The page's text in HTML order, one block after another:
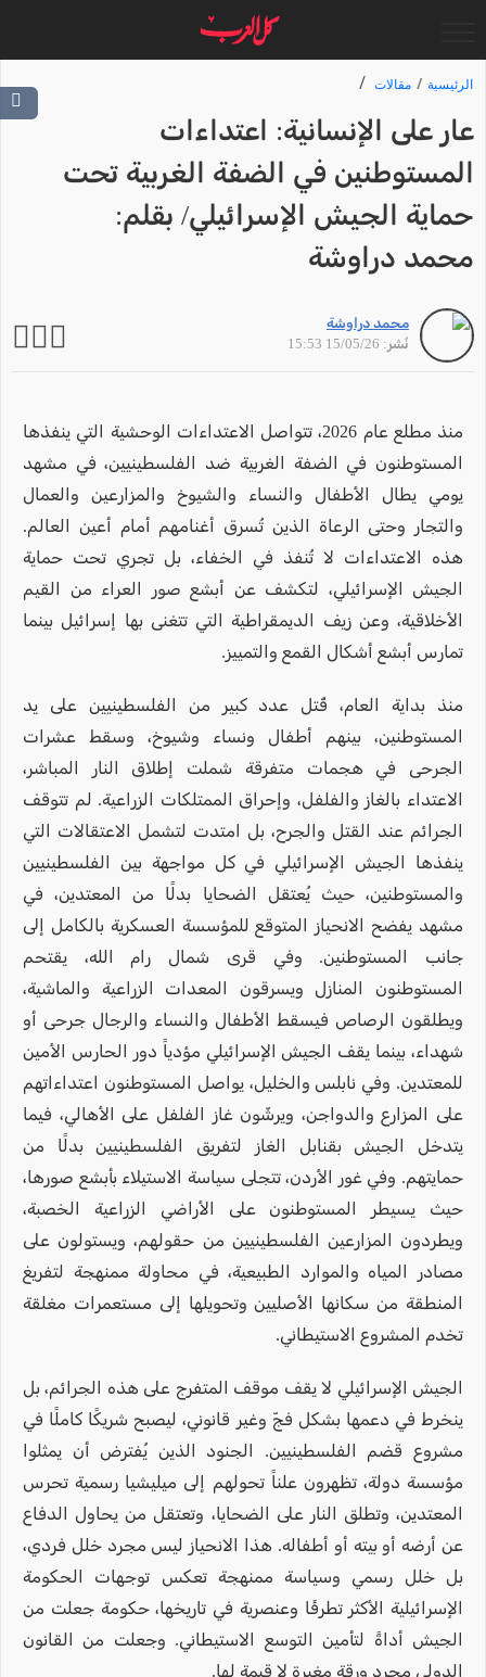
الرئيسية مقالات
عار على الإنسانية: اعتداءات
المستوطنين في الضفة الغربية تحت
حماية الجيش الإسرائيلي/ بقلم:
محمد دراوشة
محمد دراوشة
نُشر: 15/05/26 15:53
منذ مطلع عام 2026، تتواصل الاعتداءات الوحشية التي ينفذها
المستوطنون في الضفة الغربية ضد الفلسطينيين، في مشهد
يومي يطال الأطفال والنساء والشيوخ والمزارعين والعمال
والتجار وحتى الرعاة الذين تُسرق أغنامهم أمام أعين العالم.
هذه الاعتداءات لا تُنفذ في الخفاء، بل تجري تحت حماية
الجيش الإسرائيلي، لتكشف عن أبشع صور العراء من القيم
الأخلاقية، وعن زيف الديمقراطية التي تتغنى بها إسرائيل بينما
تمارس أبشع أشكال القمع والتمييز.
منذ بداية العام، قُتل عدد كبير من الفلسطينيين على يد
المستوطنين، بينهم أطفال ونساء وشيوخ، وسقط عشرات
الجرحى في هجمات متفرقة شملت إطلاق النار المباشر،
الاعتداء بالغاز والفلفل، وإحراق الممتلكات الزراعية. لم تتوقف
الجرائم عند القتل والجرح، بل امتدت لتشمل الاعتقالات التي
ينفذها الجيش الإسرائيلي في كل مواجهة بين الفلسطينيين
والمستوطنين، حيث يُعتقل الضحايا بدلًا من المعتدين، في
مشهد يفضح الانحياز المتوقع للمؤسسة العسكرية بالكامل إلى
جانب المستوطنين. وفي قرى شمال رام الله، يقتحم
المستوطنون المنازل ويسرقون المعدات الزراعية والماشية،
ويطلقون الرصاص فيسقط الأطفال والنساء والرجال جرحى أو
شهداء، بينما يقف الجيش الإسرائيلي مؤدياً دور الحارس الأمين
للمعتدين. وفي نابلس والخليل، يواصل المستوطنون اعتداءاتهم
على المزارع والدواجن، ويرشّون غاز الفلفل على الأهالي، فيما
يتدخل الجيش بقنابل الغاز لتفريق الفلسطينيين بدلًا من
حمايتهم. وفي غور الأردن، تتجلى سياسة الاستيلاء بأبشع صورها،
حيث يسيطر المستوطنون على الأراضي الزراعية الخصبة،
ويطردون المزارعين الفلسطينيين من حقولهم، ويستولون على
مصادر المياه والموارد الطبيعية، في محاولة ممنهجة لتفريغ
المنطقة من سكانها الأصليين وتحويلها إلى مستعمرات مغلقة
تخدم المشروع الاستيطاني.
الجيش الإسرائيلي لا يقف موقف المتفرج على هذه الجرائم، بل
ينخرط في دعمها بشكل فجّ وغير قانوني، ليصبح شريكًا كاملًا في
مشروع قضم الفلسطينيين. الجنود الذين يُفترض أن يمثلوا
مؤسسة دولة، تظهرون علناً تحولهم إلى ميليشيا رسمية تحرس
المعتدين، وتطلق النار على الضحايا، وتعتقل من يحاول الدفاع
عن أرضه أو بيته أو أطفاله. هذا الانحياز ليس مجرد خلل فردي،
بل خلل رسمي وسياسة ممنهجة تعكس توجهات الحكومة
الإسرائيلية الأكثر تطرفًا وعنصرية في تاريخها، حكومة جعلت من
الجيش أداةً لتأمين التوسع الاستيطاني. وجعلت من القانون
الدولي مجرد ورقة مغبرة لا قيمة لها.